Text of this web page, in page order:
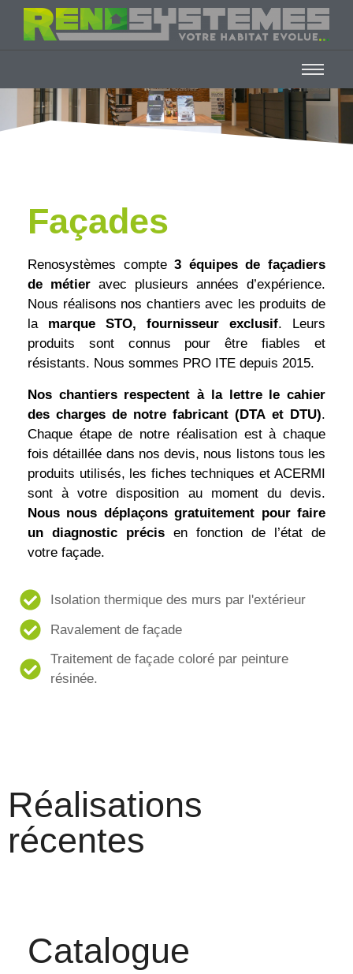
Façades
Renosystèmes compte 3 équipes de façadiers
de métier avec plusieurs années d’expérience.
Nous réalisons nos chantiers avec les produits de
la marque STO, fournisseur exclusif. Leurs
produits sont connus pour être fiables et
résistants. Nous sommes PRO ITE depuis 2015.
Nos chantiers respectent à la lettre le cahier
des charges de notre fabricant (DTA et DTU).
Chaque étape de notre réalisation est à chaque
fois détaillée dans nos devis, nous listons tous les
produits utilisés, les fiches techniques et ACERMI
sont à votre disposition au moment du devis.
Nous nous déplaçons gratuitement pour faire
un diagnostic
précis en fonction de l’état de
votre façade.
Isolation thermique des murs par l'extérieur
Ravalement de façade
Traitement de façade coloré par peinture
résinée.
Réalisations
récentes
Catalogue